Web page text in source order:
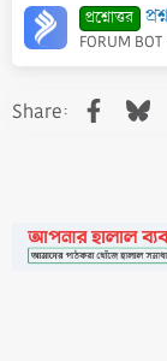
প্রশ্নোত্তর
FORUM BOT
Share: